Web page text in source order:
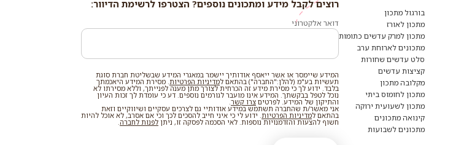
בורגול מתכון
מתכון לאורז
מתכון למרק עדשים כתומות
מתכונים לארוחת ערב
סלט עדשים שחורות
קציצות עדשים
מקלובה מתכון
מתכון לחומוס ביתי
מתכון לשעועית ירוקה
קינואה מתכונים
מתכונים לשבועות
רוצים
מידע
ומתכונים
נוספים?
לרשימת
רוצים לקבל מידע ומתכונים נוספים? הצטרפו לרשימת הדיוור:
דואר אלקטרוני
המידע שיימסר או אשר ייאסף אודותיך יישמר במאגרי המידע שבשליטת חברת סוגת
תעשיות בע"מ (להלן:"החברה") בהתאם למדיניות הפרטיות . מסירת המידע היאכמתך
בלבד. ידוע לך כי מסירת מידע זה הכרחית לצורך מתן מענה לפנייתך, וללא מסירתו לא
נוכל לטפל בבקשתך. המידע אינו מועבר לגורמים נוספים. דע כי עומדת לך זכות העיון
והתיקון של המידע. לפרטים צרו קשר
אני מאשר/ת שהחברה תשתמש במידע אודותיי גם לצרכים עסקיים ושיווקיים וזאת
בהתאם למדיניות הפרטיות . ידוע לי כי איני חייב להסכים לכך וכי אם אסרב, לא אוכל להיות
חשוף להצעות והזדמנויות נוספות. לאי הסכמה לפסקה זו, ניתן לפנות לחברה